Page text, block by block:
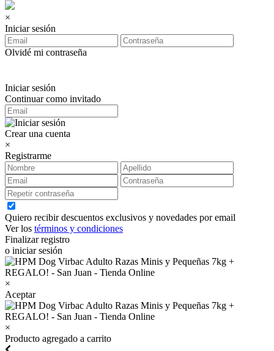
×
Iniciar sesión
Olvidé mi contraseña
Iniciar sesión
Continuar como invitado
Crear una cuenta
×
Registrarme
Quiero recibir descuentos exclusivos y novedades por email
Ver los términos y condiciones
Finalizar registro
o iniciar sesión
×
Aceptar
×
Producto agregado a carrito